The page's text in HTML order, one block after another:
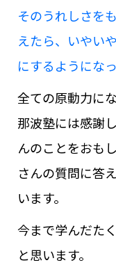
そのうれしさを
えたら、いやい
にするようにな
全ての原動力に
那波塾には感謝
んのことをおも
さんの質問に答
います。
今まで学んだた
と思います。